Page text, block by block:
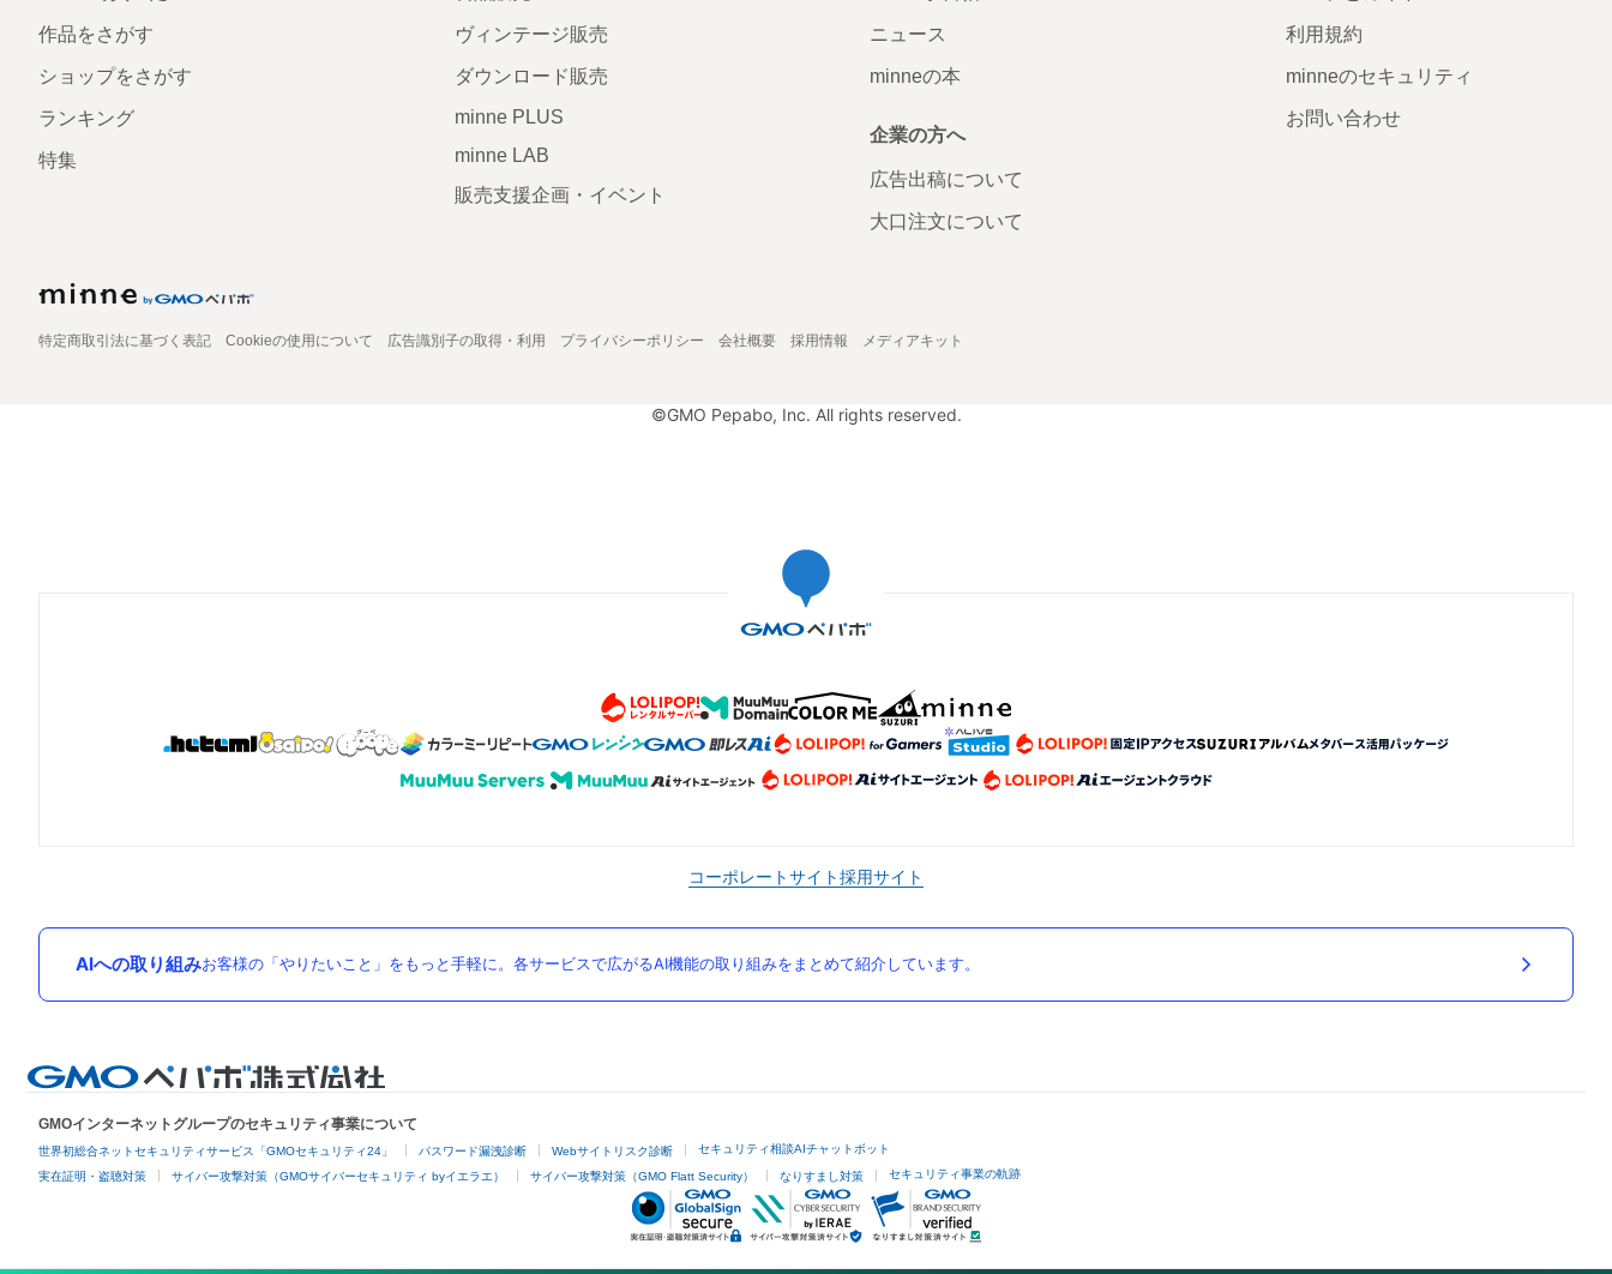
作品をさがす
ショップをさがす
ランキング
特集
ヴィンテージ販売
ダウンロード販売
minne PLUS
minne LAB
販売支援企画・イベント
ニュース
minneの本
企業の方へ
広告出稿について
大口注文について
利用規約
minneのセキュリティ
お問い合わせ
特定商取引法に基づく表記 Cookieの使用について 広告識別子の取得・利用 プライバシーポリシー 会社概要 採用情報 メディアキット
©GMO Pepabo, Inc. All rights reserved.
コーポレートサイト採用サイト
AIへの取り組みお客様の「やりたいこと」をもっと手軽に。各サービスで広がるAI機能の取り組みをまとめて紹介しています。
GMOインターネットグループのセキュリティ事業について
世界初総合ネットセキュリティサービス「GMOセキュリティ24」 パスワード漏洩診断 Webサイトリスク診断 セキュリティ相談AIチャットボット
実在証明・盗聴対策 サイバー攻撃対策（GMOサイバーセキュリティ byイエラエ） サイバー攻撃対策（GMO Flatt Security） なりすまし対策 セキュリティ事業の軌跡